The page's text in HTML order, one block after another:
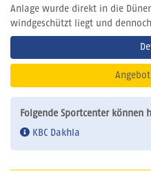
Anlage wurde direkt in die
windgeschützt liegt und
Folgende Sportcenter können
KBC Dakhla